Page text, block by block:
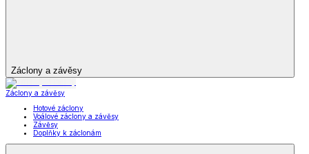
Záclony a závěsy
Záclony a závěsy
Hotové záclony
Voálové záclony a závěsy
Závěsy
Doplňky k záclonám